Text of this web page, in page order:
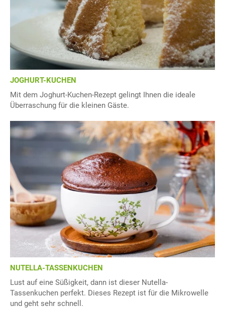
JOGHURT-KUCHEN
Mit dem Joghurt-Kuchen-Rezept gelingt Ihnen die ideale
Überraschung für die kleinen Gäste.
NUTELLA-TASSENKUCHEN
Lust auf eine Süßigkeit, dann ist dieser Nutella-
Tassenkuchen perfekt. Dieses Rezept ist für die Mikrowelle
und geht sehr schnell.